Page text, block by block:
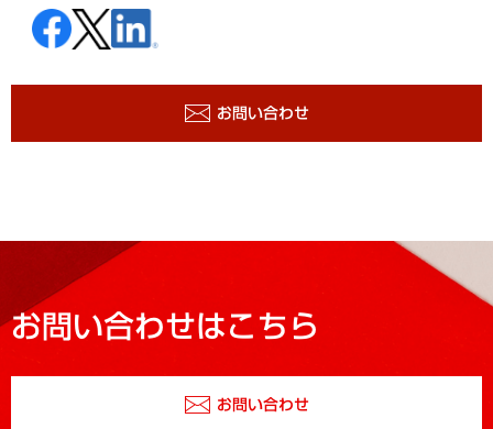
お問い合わせ
お問い合わせはこちら
お問い合わせ